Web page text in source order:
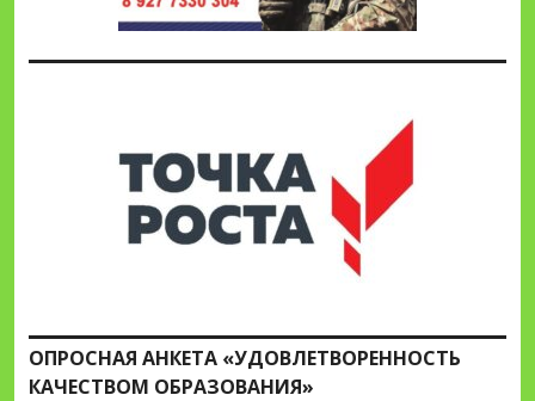
ОПРОСНАЯ АНКЕТА «УДОВЛЕТВОРЕННОСТЬ
КАЧЕСТВОМ ОБРАЗОВАНИЯ»